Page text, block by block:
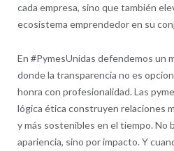
cada empresa, sino que también
ecosistema emprendedor en su
En #PymesUnidas defendemos un
donde la transparencia no es
honra con profesionalidad. Las
lógica ética construyen relaciones
y más sostenibles en el tiempo. No
apariencia, sino por impacto. Y